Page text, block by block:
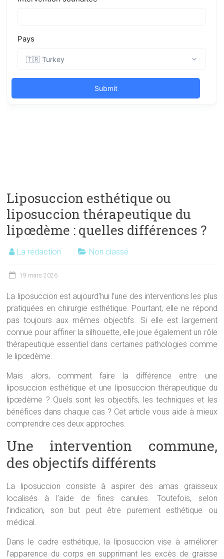
Liposuccion esthétique ou
liposuccion thérapeutique du
lipœdème : quelles différences ?
La rédaction Non classé
19 mars 2026
La liposuccion est aujourd’hui l’une des interventions les plus
pratiquées en chirurgie esthétique. Pourtant, elle ne répond
pas toujours aux mêmes objectifs. Si elle est largement
connue pour affiner la silhouette, elle joue également un rôle
thérapeutique essentiel dans certaines pathologies comme
le lipœdème.
Mais alors, comment faire la différence entre une
liposuccion esthétique et une liposuccion thérapeutique du
lipœdème ? Quels sont les objectifs, les techniques et les
bénéfices dans chaque cas ? Cet article vous aide à mieux
comprendre ces deux approches.
Une intervention commune,
des objectifs différents
La liposuccion consiste à aspirer des amas graisseux
localisés à l’aide de fines canules. Toutefois, selon
l’indication, son but peut être purement esthétique ou
médical.
Dans le cadre esthétique, la liposuccion vise à améliorer
l’apparence du corps en supprimant les excès de graisse